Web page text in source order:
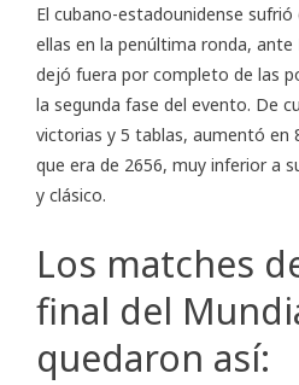
El cubano-estadounidense
ellas en la penúltima ronda,
dejó fuera por completo de las
la segunda fase del evento. De
victorias y 5 tablas, aumentó en
que era de 2656, muy inferior a
y clásico.
Los matches
final del
quedaron así: